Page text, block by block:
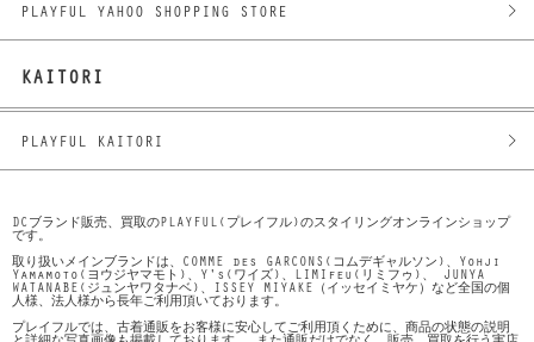
PLAYFUL YAHOO SHOPPING STORE
KAITORI
PLAYFUL KAITORI
DCブランド販売、買取のPLAYFUL(プレイフル)のスタイリングオンラインショップ
です。
取り扱いメインブランドは、COMME des GARCONS(コムデギャルソン)、Yohji
Yamamoto(ヨウジヤマモト)、Y's(ワイズ)、LIMIfeu(リミフゥ)、 JUNYA
WATANABE(ジュンヤワタナベ)、ISSEY MIYAKE（イッセイミヤケ）など全国の個
人様、法人様から長年ご利用頂いております。
プレイフルでは、古着通販をお客様に安心してご利用頂くために、商品の状態の説明